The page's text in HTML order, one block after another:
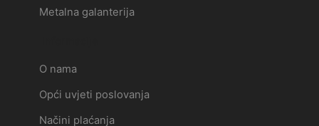
Metalna galanterija
O nama
Opći uvjeti poslovanja
Načini plaćanja